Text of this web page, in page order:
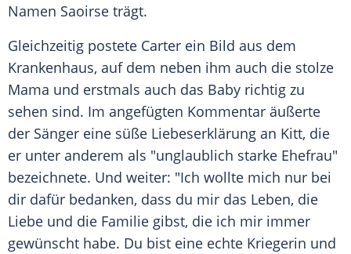
Namen Saoirse trägt.
Gleichzeitig postete Carter ein Bild aus dem
Krankenhaus, auf dem neben ihm auch die stolze
Mama und erstmals auch das Baby richtig zu
sehen sind. Im angefügten Kommentar äußerte
der Sänger eine süße Liebeserklärung an Kitt, die
er unter anderem als "unglaublich starke Ehefrau"
bezeichnete. Und weiter: "Ich wollte mich nur bei
dir dafür bedanken, dass du mir das Leben, die
Liebe und die Familie gibst, die ich mir immer
gewünscht habe. Du bist eine echte Kriegerin und